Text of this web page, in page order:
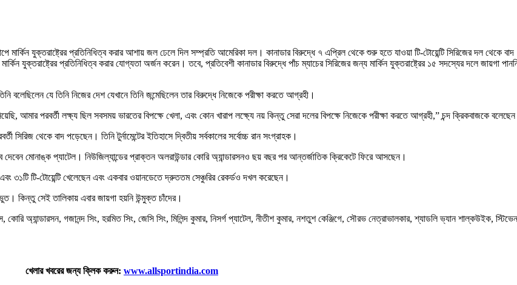
মার্কিন যুক্তরাষ্ট্রের প্রতিনিধিত্ব করার আশায় জল ঢেলে দিল সম্প্রতি আমেরিকা দল। কানাডার বিরুদ্ধে ৭ এপ্রিল থেকে শুরু হতে যাওয়া টি-টোয়েন্টি সিরিজের দল থেকে বাদ
যুক্তরাষ্ট্রের প্রতিনিধিত্ব করার যোগ্যতা অর্জন করেন। তবে, প্রতিবেশী কানাডার বিরুদ্ধে পাঁচ ম্যাচের সিরিজের জন্য মার্কিন যুক্তরাষ্ট্রের ১৫ সদস্যের দলে জায়গা
যে তিনি নিজের দেশ যেখানে তিনি জন্মেছিলেন তার বিরুদ্ধে নিজেকে পরীক্ষা করতে আগ্রহী।
পরবর্তী লক্ষ্য ছিল সবসময় ভারতের বিপক্ষে খেলা, এবং কোন খারাপ লক্ষ্যে নয় কিন্তু সেরা দলের বিপক্ষে নিজেকে পরীক্ষা করতে আগ্রহী,” চন্দ ক্রিকবাজকে
থেকে বাদ পড়েছেন। তিনি টুর্নামেন্টের ইতিহাসে দ্বিতীয় সর্বকালের সর্বোচ্চ রান সংগ্রাহক।
দেবেন মোনাঙ্ক প্যাটেল। নিউজিল্যান্ডের প্রাক্তন অলরাউন্ডার কোরি অ্যান্ডারসনও ছয় বছর পর আন্তর্জাতিক ক্রিকেটে ফিরে আসছেন।
টি-টোয়েন্টি খেলেছেন এবং একবার ওয়ানডেতে দ্রুততম সেঞ্চুরির রেকর্ডও দখল করেছেন।
কিন্তু সেই তালিকায় এবার জায়গা হয়নি উন্মুক্ত চাঁদের।
অ্যান্ডারসন, গজানন্দ সিং, হরমিত সিং, জেসি সিং, মিলিন্দ কুমার, নিসর্গ প্যাটেল, নীতীশ কুমার, নশতুশ কেঞ্জিগে, সৌরভ নেত্রাভালকার, শ্যাডলি ভ্যান শাল্কউইক, স্টিভেন
খেলার খবরের জন্য ক্লিক করুন: www.allsportindia.com